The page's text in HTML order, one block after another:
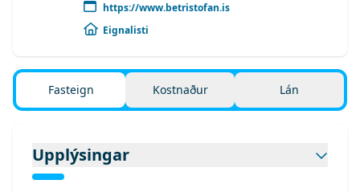
https://www.betristofan.is
Eignalisti
Fasteign Kostnaður Lán
Upplýsingar